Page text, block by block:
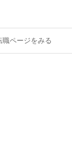
ページをみる